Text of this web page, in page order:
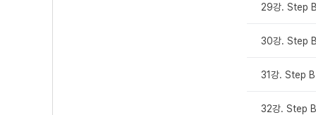
29강. Step
30강. Step
31강. Step
32강. Step